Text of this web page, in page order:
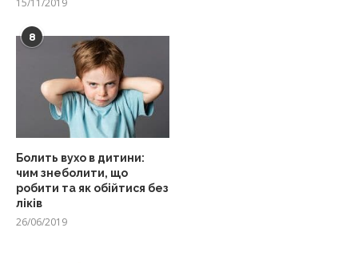
15/11/2019
8
Болить вухо в дитини:
чим знеболити, що
робити та як обійтися без
ліків
26/06/2019